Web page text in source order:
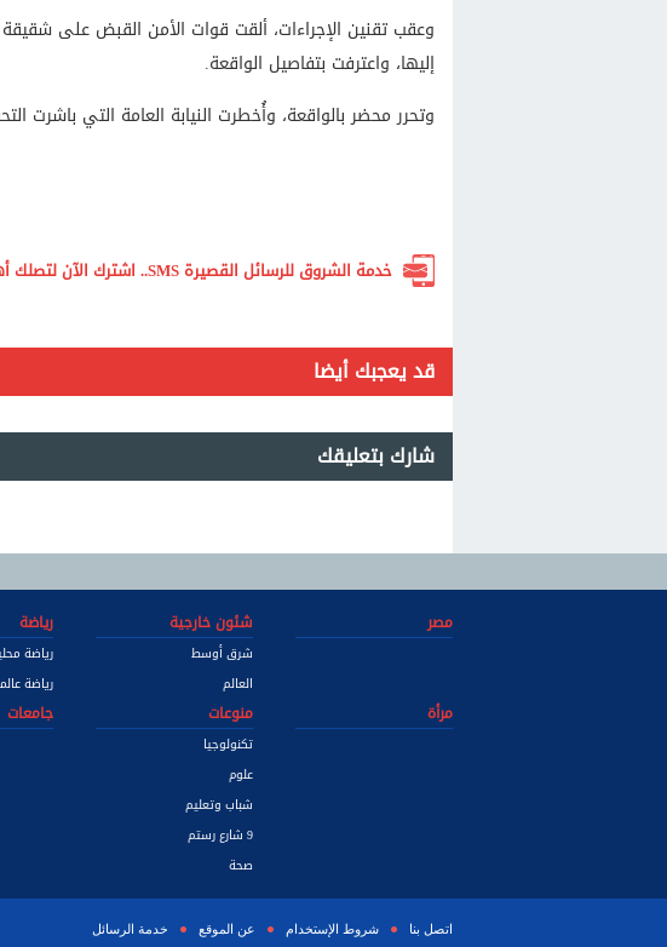
وعقب تقنين الإجراءات، ألقت قوات الأمن القبض على
إليها، واعترفت بتفاصيل الواقعة.
وتحرر محضر بالواقعة، وأُخطرت النيابة العامة التي باشرت
خدمة الشروق للرسائل القصيرة SMS.. اشترك الآن لتصلك أهم الأخبار لحظة بلحظة
قد يعجبك أيضا
شارك بتعليقك
مصر شئون خارجية
شرق أوسط
العالم
رياضة
رياضة
رياضة
مرأة
منوعات
تكنولوجيا
علوم
شباب وتعليم
9 شارع رستم
صحة
جامعات
اتصل بنا شروط الإستخدام عن الموقع خدمة الرسائل